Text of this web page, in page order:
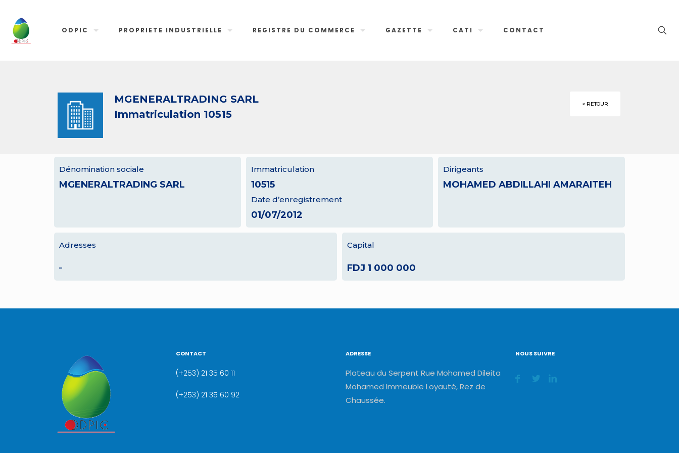
ODPIC PROPRIETE INDUSTRIELLE REGISTRE DU COMMERCE GAZETTE CATI CONTACT
MGENERALTRADING SARL
Immatriculation 10515
< RETOUR
Dénomination sociale
MGENERALTRADING SARL
Immatriculation
10515
Date d’enregistrement
01/07/2012
Dirigeants
MOHAMED ABDILLAHI AMARAITEH
Adresses
–
Capital
FDJ 1 000 000
CONTACT
(+253) 21 35 60 11
(+253) 21 35 60 92
ADRESSE
Plateau du Serpent Rue Mohamed Dileita
Mohamed Immeuble Loyauté, Rez de
Chaussée.
NOUS SUIVRE